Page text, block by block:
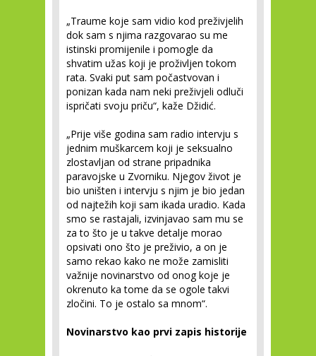
„Traume koje sam vidio kod preživjelih
dok sam s njima razgovarao su me
istinski promijenile i pomogle da
shvatim užas koji je proživljen tokom
rata. Svaki put sam počastvovan i
ponizan kada nam neki preživjeli odluči
ispričati svoju priču“, kaže Džidić.
„Prije više godina sam radio intervju s
jednim muškarcem koji je seksualno
zlostavljan od strane pripadnika
paravojske u Zvorniku. Njegov život je
bio uništen i intervju s njim je bio jedan
od najtežih koji sam ikada uradio. Kada
smo se rastajali, izvinjavao sam mu se
za to što je u takve detalje morao
opsivati ono što je preživio, a on je
samo rekao kako ne može zamisliti
važnije novinarstvo od onog koje je
okrenuto ka tome da se ogole takvi
zločini. To je ostalo sa mnom“.
Novinarstvo kao prvi zapis historije